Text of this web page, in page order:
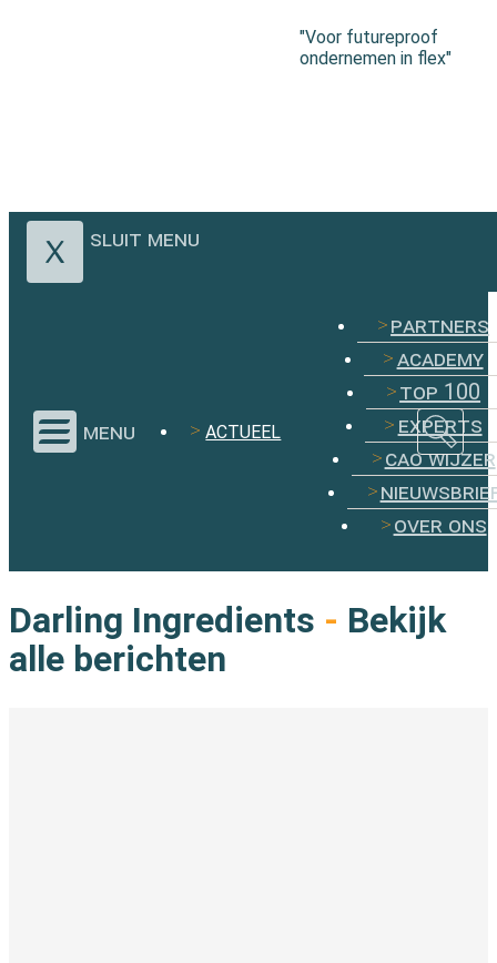
"Voor futureproof
ondernemen in flex"
sluit menu
menu ACTUEEL
partners
academy
top 100
experts
cao wijzer
over ons
Darling Ingredients - Bekijk
alle berichten